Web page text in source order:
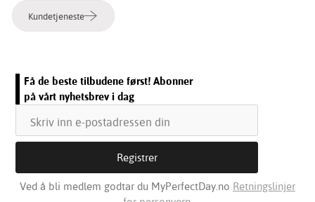
Kundetjeneste
Få de beste tilbudene først! Abonner
på vårt nyhetsbrev i dag
Ved å bli medlem godtar du MyPerfectDay.no Retningslinjer